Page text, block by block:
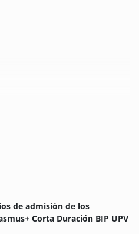
de admisión de los
Corta Duración BIP UPV